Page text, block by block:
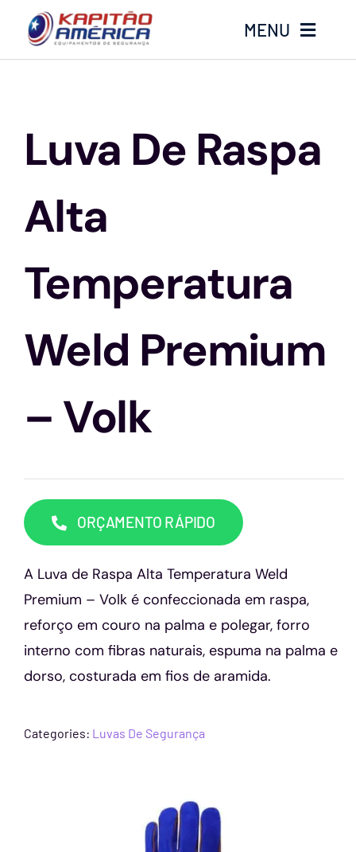
o
MENU
Produtos
Luvas
Altura
Óculos
Contato
Luva De Raspa
Alta
Temperatura
Weld Premium
– Volk
ORÇAMENTO RÁPIDO
A Luva de Raspa Alta Temperatura Weld
Premium – Volk é confeccionada em raspa,
reforço em couro na palma e polegar, forro
interno com fibras naturais, espuma na palma e
dorso, costurada em fios de aramida.
Categories: Luvas De Segurança